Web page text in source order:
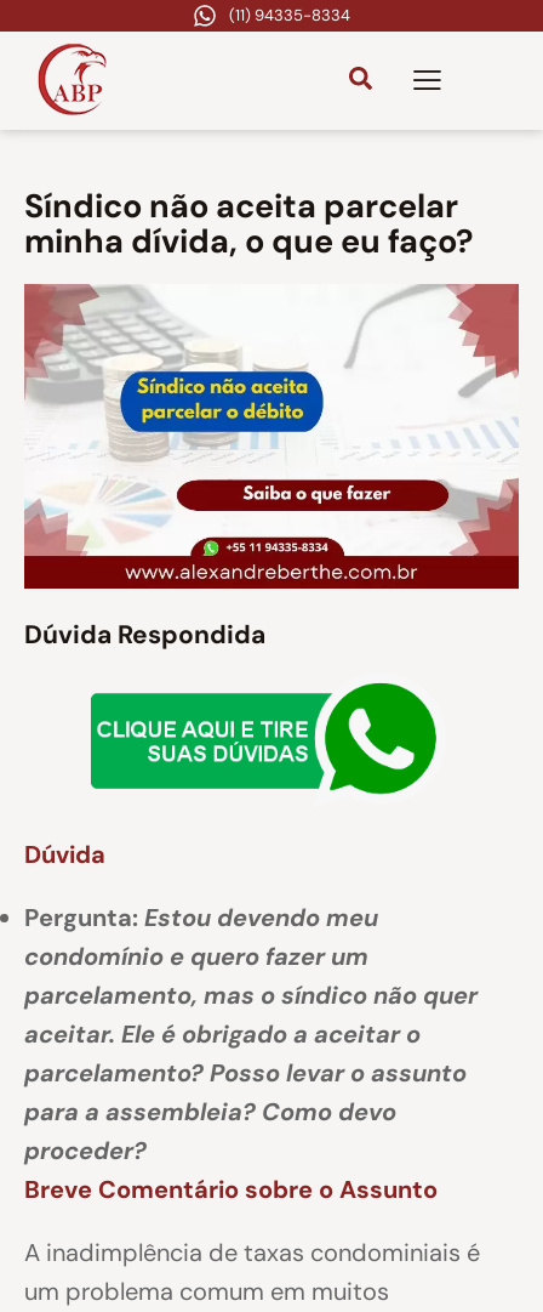
(11) 94335-8334
Síndico não aceita parcelar
minha dívida, o que eu faço?
Dúvida Respondida
Dúvida
Pergunta: Estou devendo meu
condomínio e quero fazer um
parcelamento, mas o síndico não quer
aceitar. Ele é obrigado a aceitar o
parcelamento? Posso levar o assunto
para a assembleia? Como devo
proceder?
Breve Comentário sobre o Assunto
A inadimplência de taxas condominiais é
um problema comum em muitos